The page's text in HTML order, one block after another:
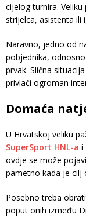
cijelog turnira.
strijelca, asistenta ili
Naravno, jedno od
pobjednika,
prvak. Slična
privlači ogroman
Domaća
U Hrvatskoj veliku
SuperSport HNL-a i
ovdje se može
pametno kada je cilj
Posebno treba
poput onih između